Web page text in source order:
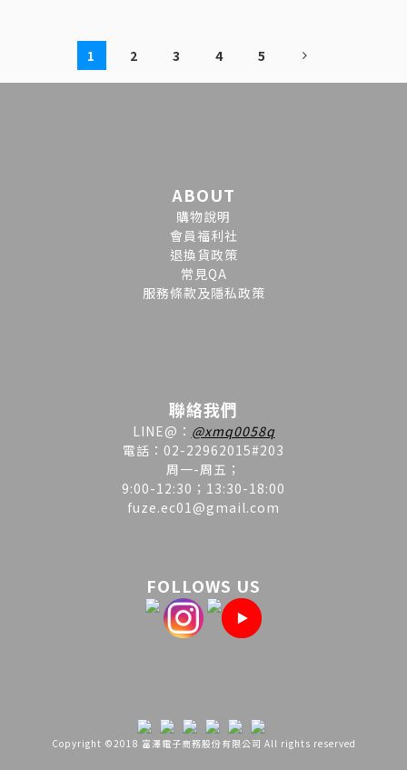
1 2 3 4 5
ABOUT
購物說明
會員福利社
退換貨政策
常見QA
服務條款及隱私政策
聯絡我們
LINE@ ： @xmq0058q
電話：02-22962015#203
周一-周五；
9:00-12:30；13:30-18:00
fuze.ec01@gmail.com
FOLLOWS US
Copyright ©2018 富澤電子商務股份有限公司 All rights reserved